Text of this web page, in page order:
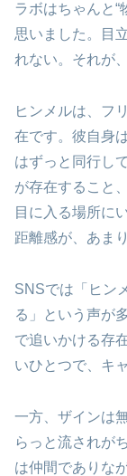
ラボはちゃんと“
思いました。目
れない。それが
ヒンメルは、フ
在です。彼自身
はずっと同行し
が存在すること
目に入る場所に
距離感が、あま
SNSでは「ヒン
る」という声が
で追いかける存
いひとつで、キ
一方、ザインは
らっと流されが
は仲間でありな